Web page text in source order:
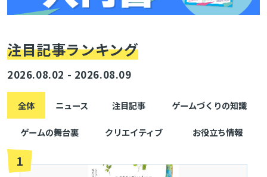
注目記事ランキング
2026.08.02 - 2026.08.09
全体 ニュース 注目記事 ゲームづくりの知識
ゲームの舞台裏 クリエイティブ お役立ち情報
1